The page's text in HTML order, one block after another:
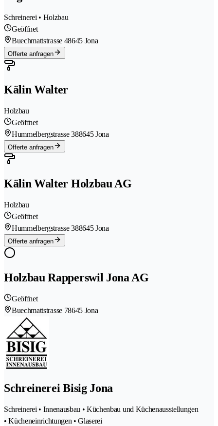
Schreinerei • Holzbau
Geöffnet
Buechmattstrasse 48645 Jona
Offerte anfragen
Kälin Walter
Holzbau
Geöffnet
Hummelbergstrasse 388645 Jona
Offerte anfragen
Kälin Walter Holzbau AG
Holzbau
Geöffnet
Hummelbergstrasse 388645 Jona
Offerte anfragen
Holzbau Rapperswil Jona AG
Geöffnet
Buechmattstrasse 78645 Jona
Schreinerei Bisig Jona
Schreinerei • Innenausbau • Küchenbau und Küchenausstellungen
• Kücheneinrichtungen • Glaserei